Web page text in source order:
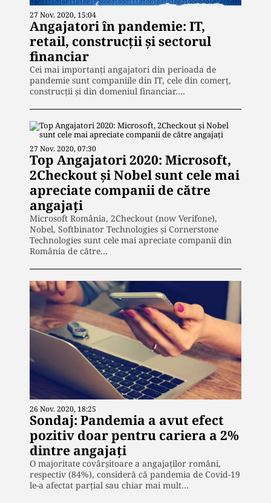
27 Nov. 2020, 15:04
Angajatori în pandemie: IT,
retail, construcții și sectorul
financiar
Cei mai importanți angajatori din perioada de
pandemie sunt companiile din IT, cele din comerț,
construcții și din domeniul financiar.…
27 Nov. 2020, 07:30
Top Angajatori 2020: Microsoft,
2Checkout și Nobel sunt cele mai
apreciate companii de către
angajați
Microsoft România, 2Checkout (now Verifone),
Nobel, Softbinator Technologies și Cornerstone
Technologies sunt cele mai apreciate companii din
România de către…
26 Nov. 2020, 18:25
Sondaj: Pandemia a avut efect
pozitiv doar pentru cariera a 2%
dintre angajați
O majoritate covârșitoare a angajaților români,
respectiv (84%), consideră că pandemia de Covid-19
le-a afectat parţial sau chiar mai mult…